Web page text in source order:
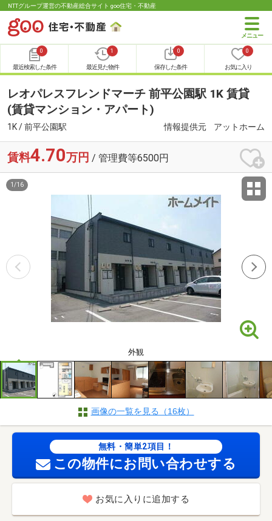
NTTグループ運営の不動産総合サイト goo住宅・不動産
0
最近検索した条件
1
最近見た物件
0
保存した条件
0
お気に入り
レオパレスフレンドマーチ 前平公園駅 1K 賃貸
(賃貸マンション・アパート)
1K / 前平公園駅 情報提供元 アットホーム
賃料4.70万円 / 管理費等6500円
外観
1 /16
画像の一覧を見る（16枚）
無料・簡単2項目！
この物件にお問い合わせする
お気に入りに追加する